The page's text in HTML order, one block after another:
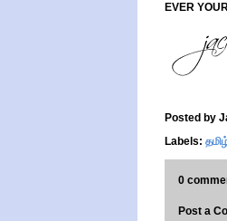
EVER
Posted by
Labels:
0
Post a